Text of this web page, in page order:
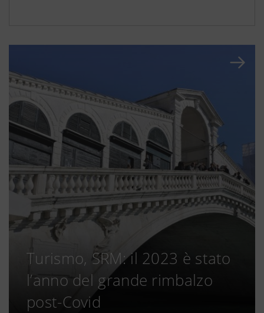
Turismo, SRM: il 2023 è stato
l’anno del grande rimbalzo
post-Covid